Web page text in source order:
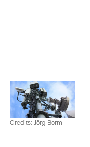
Credits: Jörg Borm